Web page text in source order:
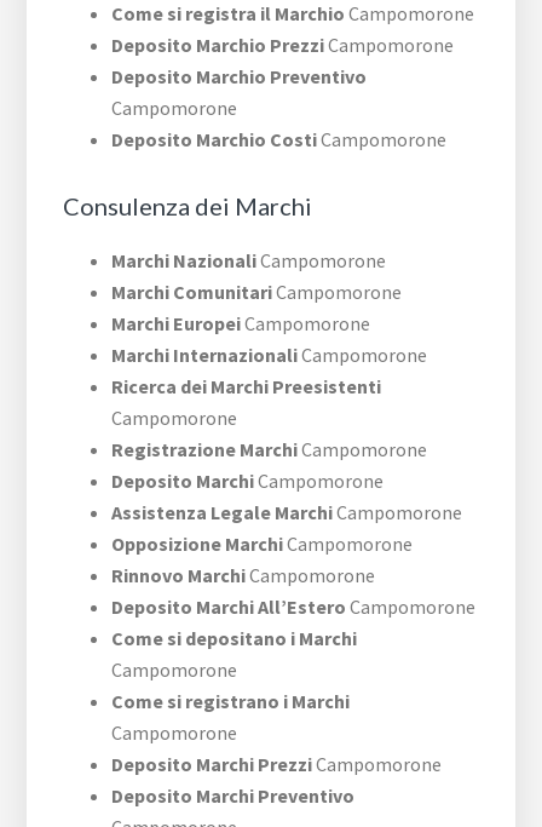
Come si registra il Marchio Campomorone
Deposito Marchio PrezziCampomorone
Deposito Marchio Preventivo
Campomorone
Deposito Marchio CostiCampomorone
Consulenza dei Marchi
Marchi NazionaliCampomorone
Marchi ComunitariCampomorone
Marchi EuropeiCampomorone
Marchi InternazionaliCampomorone
Ricerca dei Marchi Preesistenti
Campomorone
Registrazione MarchiCampomorone
Deposito MarchiCampomorone
Assistenza Legale MarchiCampomorone
Opposizione MarchiCampomorone
Rinnovo MarchiCampomorone
Deposito Marchi All’Estero Campomorone
Come si depositano i Marchi
Campomorone
Come si registrano i Marchi
Campomorone
Deposito Marchi PrezziCampomorone
Deposito Marchi Preventivo